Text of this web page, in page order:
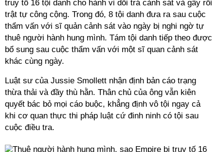
truy tố 16 tội danh cho hành vi dối trá cảnh sát và gây rối
trật tự công cộng. Trong đó, 8 tội danh đưa ra sau cuộc
thẩm vấn với sĩ quản cảnh sát vào ngày bị nghi ngờ tự
thuê người hành hung mình. Tám tội danh tiếp theo được
bổ sung sau cuộc thẩm vấn với một sĩ quan cảnh sát
khác cùng ngày.
Luật sư của Jussie Smollett nhận định bản cáo trạng
thừa thải và đầy thù hằn. Thân chủ của ông vẫn kiên
quyết bác bỏ mọi cáo buộc, khẳng định vô tội ngay cả
khi cơ quan thực thi pháp luật cứ đinh ninh có tội sau
cuộc điều tra.